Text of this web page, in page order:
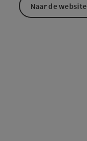
Naar de website